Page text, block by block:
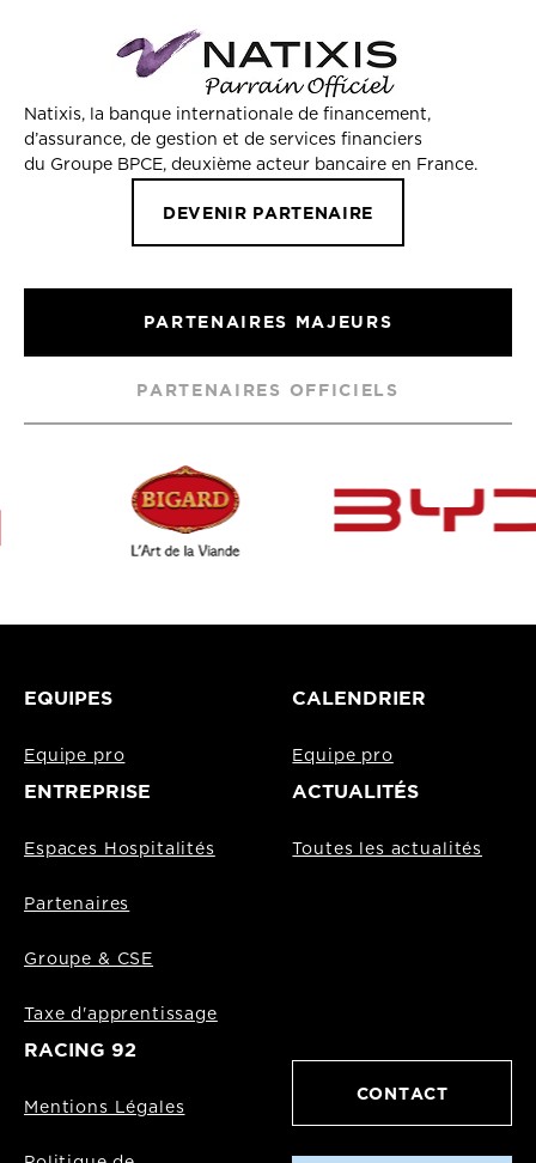
Natixis, la banque internationale de financement,
d’assurance, de gestion et de services financiers
du Groupe BPCE, deuxième acteur bancaire en France.
DEVENIR PARTENAIRE
PARTENAIRES MAJEURS
PARTENAIRES OFFICIELS
EQUIPES
Equipe pro
CALENDRIER
Equipe pro
ENTREPRISE
Espaces Hospitalités
Partenaires
Groupe & CSE
Taxe d'apprentissage
ACTUALITÉS
Toutes les actualités
RACING 92
Mentions Légales
CONTACT